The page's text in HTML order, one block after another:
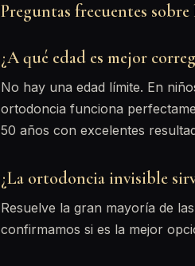
Preguntas frecuentes
¿A qué edad es mejor
No hay una edad límite. En
ortodoncia funciona
50 años con excelentes
¿La ortodoncia invisible
Resuelve la gran mayoría de
confirmamos si es la mejor